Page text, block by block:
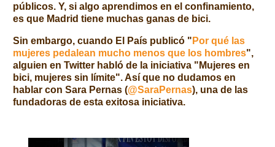
públicos. Y, si algo aprendimos en el confinamiento,
es que Madrid tiene muchas ganas de bici.
Sin embargo, cuando El País publicó " Por qué las
mujeres pedalean mucho menos que los hombres",
alguien en Twitter habló de la iniciativa "Mujeres en
bici, mujeres sin límite". Así que no dudamos en
hablar con Sara Pernas (@SaraPernas), una de las
fundadoras de esta exitosa iniciativa.